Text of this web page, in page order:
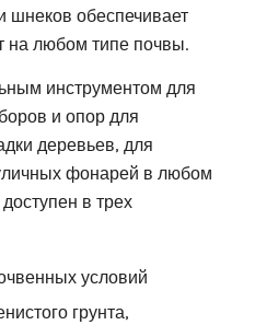
шнеков обеспечивает
на любом типе почвы.
инструментом для
и опор для
деревьев, для
фонарей в любом
в трех
условий
грунта,